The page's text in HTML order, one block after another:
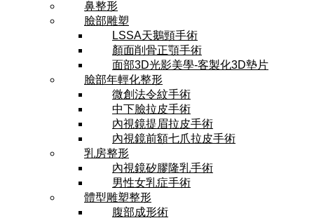
鼻整形
臉部雕塑
LSSA天鵝頸手術
顏面削骨正顎手術
面部3D光影美學-客製化3D墊片
臉部年輕化整形
微創法令紋手術
中下臉拉皮手術
內視鏡提眉拉皮手術
內視鏡前額七爪拉皮手術
乳房整形
內視鏡矽膠隆乳手術
男性女乳症手術
體型雕塑整形
腹部成形術